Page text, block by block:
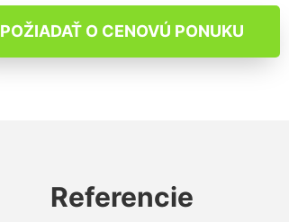
POŽIADAŤ O CENOVÚ PONUKU
Referencie